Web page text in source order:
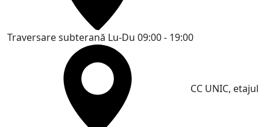
Traversare subterană Lu-Du 09:00 - 19:00
CC UNIC, etajul